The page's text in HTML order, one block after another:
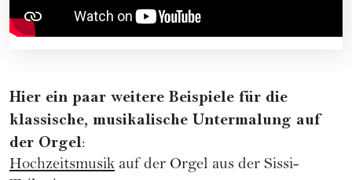
Hier ein paar weitere Beispiele für die
klassische, musikalische Untermalung auf
der Orgel:
Hochzeitsmusik auf der Orgel aus der Sissi-